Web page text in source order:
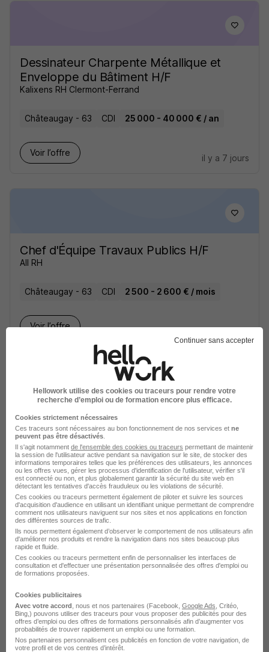
Dessinateur Charpente Métallique et
Enveloppe du Bâtiment H/F
Kalixens RH Clermont-Ferrand
Châteaugay - 63 CDI 25 000 - 40 000 € / an
Voir l’offre
il y a 7 jours
Chef d'Équipe Travaux Publics H/F
All RH
Châteaugay - 63 CDI 2 500 - 2 600 € / mois
Voir l’offre
Femme de Ménage chez des
Particuliers H/F
SHIVA
Châteaugay - 63 CDD 12,93 - 15 € / heure
Voir l’offre
Prof Particulier de Français à Domicile
à Châteaugay H/F
Acadomia
Continuer sans accepter
Hellowork utilise des cookies ou traceurs pour rendre votre
recherche d’emploi ou de formation encore plus efficace.
Cookies strictement nécessaires
Ces traceurs sont nécessaires au bon fonctionnement de nos services et ne
peuvent pas être désactivés
Il s'agit notamment de l'ensemble des cookies ou traceurs permettant de maintenir
la session de l'utilisateur active pendant sa navigation sur le site, de stocker des
informations temporaires telles que les préférences des utilisateurs, les annonces
ou les offres vues, gérer les processus d'identification de l'utilisateur, vérifier s'il
est connecté ou non, et plus globalement garantir la sécurité du site web en
détectant les tentatives d'accès frauduleux ou les violations de sécurité.
Ces cookies ou traceurs permettent également de piloter et suivre les sources
d'acquisition d'audience en utilisant un identifiant unique permettant de comprendre
comment nos utilisateurs naviguent sur nos sites et nos applications en fonction
des différentes sources de trafic.
Ils nous permettent également d’observer le comportement de nos utilisateurs afin
d'améliorer nos produits et rendre la navigation dans nos sites beaucoup plus
rapide et fluide.
Ces cookies ou traceurs permettent enfin de personnaliser les interfaces de
consultation et d'effectuer une présentation personnalisée des offres d'emploi ou
de formations proposées.
Cookies publicitaires
Avec votre accord , nous et nos partenaires (Facebook, Google Ads , Critéo,
Bing,) pouvons utiliser des traceurs pour vous proposer des publicités pour des
offres d’emploi ou des offres de formations personnalisés afin d’augmenter vos
probabilités de trouver rapidement un emploi ou une formation.
Nos partenaires personnalisent ces publicités en fonction de votre navigation, de
votre profil et de vos centres d’intérêt.